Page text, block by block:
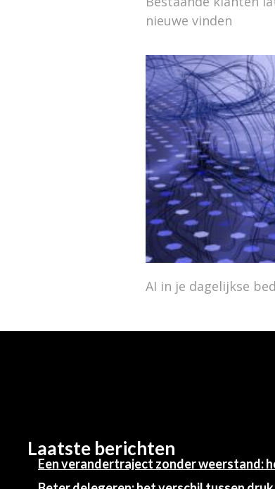
nieuwe vinden
AI in je dagelijkse
Laatste berichten
Een verandertraject zonder weerstand: